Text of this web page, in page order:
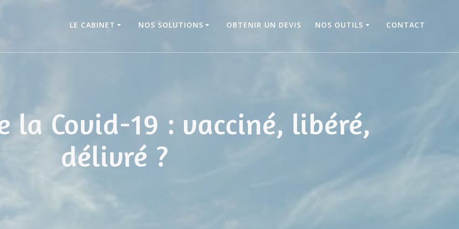
LE CABINET NOS SOLUTIONS OBTENIR UN DEVIS NOS OUTILS CONTACT
la Covid-19 : vacciné, libéré,
délivré ?